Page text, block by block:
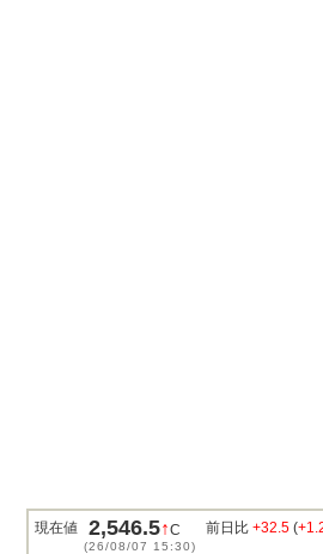
現在値 2,546.5↑C
(26/08/07 15:30)
前日比 +32.5 (